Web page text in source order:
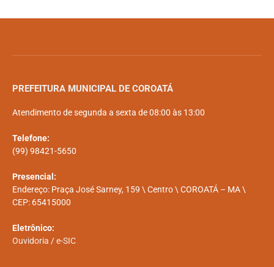
PREFEITURA MUNICIPAL DE COROATÁ
Atendimento de segunda a sexta de 08:00 às 13:00
Telefone:
(99) 98421-5650
Presencial:
Endereço: Praça José Sarney, 159 \ Centro \ COROATÁ – MA \
CEP: 65415000
Eletrônico:
Ouvidoria /e-SIC